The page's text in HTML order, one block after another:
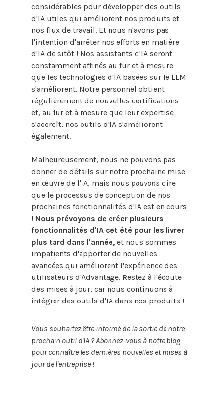
considérables pour développer des outils
d'IA utiles qui améliorent nos produits et
nos flux de travail. Et nous n'avons pas
l'intention d'arrêter nos efforts en matière
d'IA de sitôt ! Nos assistants d'IA seront
constamment affinés au fur et à mesure
que les technologies d'IA basées sur le LLM
s'améliorent. Notre personnel obtient
régulièrement de nouvelles certifications
et, au fur et à mesure que leur expertise
s'accroît, nos outils d'IA s'améliorent
également.
Malheureusement, nous ne pouvons pas
donner de détails sur notre prochaine mise
en œuvre de l'IA, mais nous pouvons dire
que le processus de conception de nos
prochaines fonctionnalités d'IA est en cours
! Nous prévoyons de créer plusieurs
fonctionnalités d'IA cet été pour les livrer
plus tard dans l'année, et nous sommes
impatients d'apporter de nouvelles
avancées qui améliorent l'expérience des
utilisateurs d'Advantage. Restez à l'écoute
des mises à jour, car nous continuons à
intégrer des outils d'IA dans nos produits !
Vous souhaitez être informé de la sortie de notre
prochain outil d'IA ? Abonnez-vous à notre blog
pour connaître les dernières nouvelles et mises à
jour de l'entreprise !